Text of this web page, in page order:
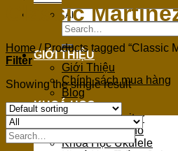
Search
for:
GIỚI THIỆU
Giới Thiệu
Chính sách mua hàng
Blog
KHOÁ HỌC
Khoá Học Guitar
Khoá Học Piano
Khoá Học Ukulele
Classic
Home /Products tagged “Classic
Filter
Showing the single result
Search
for: